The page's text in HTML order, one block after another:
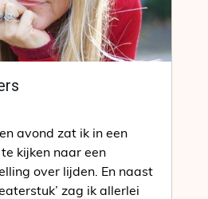
avond zat ik in een
kijken naar een
over lijden. En naast
zag ik allerlei